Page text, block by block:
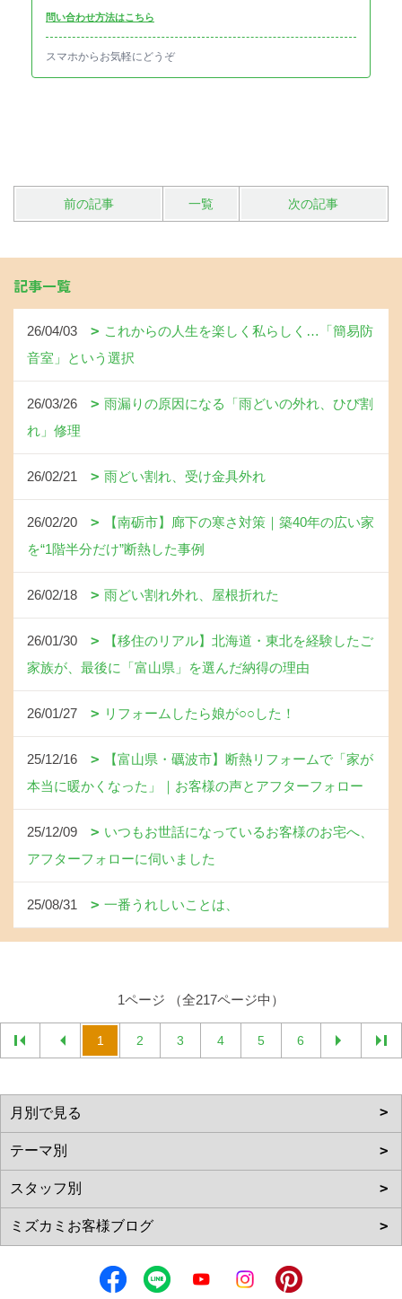
問い合わせ方法はこちら
スマホからお気軽にどうぞ
前の記事 一覧 次の記事
記事一覧
26/04/03
これからの人生を楽しく私らしく…「簡易防
音室」という選択
26/03/26
雨漏りの原因になる「雨どいの外れ、ひび割
れ」修理
26/02/21 雨どい割れ、受け金具外れ
26/02/20
【南砺市】廊下の寒さ対策｜築40年の広い家
を“1階半分だけ”断熱した事例
26/02/18 雨どい割れ外れ、屋根折れた
26/01/30
【移住のリアル】北海道・東北を経験したご
家族が、最後に「富山県」を選んだ納得の理由
26/01/27 リフォームしたら娘が○○した！
25/12/16
【富山県・礪波市】断熱リフォームで「家が
本当に暖かくなった」｜お客様の声とアフターフォロー
25/12/09
いつもお世話になっているお客様のお宅へ、
アフターフォローに伺いました
25/08/31 一番うれしいことは、
1ページ （全217ページ中）
1 2 3 4 5 6